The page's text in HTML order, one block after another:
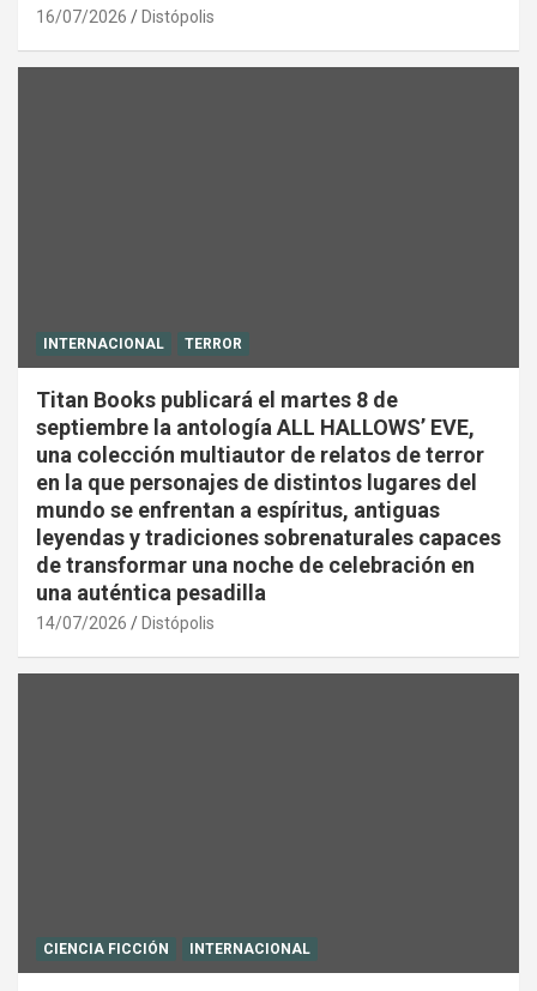
16/07/2026 Distópolis
INTERNACIONAL TERROR
Titan Books publicará el martes 8 de
septiembre la antología ALL HALLOWS’ EVE,
una colección multiautor de relatos de terror
en la que personajes de distintos lugares del
mundo se enfrentan a espíritus, antiguas
leyendas y tradiciones sobrenaturales capaces
de transformar una noche de celebración en
una auténtica pesadilla
14/07/2026 Distópolis
CIENCIA FICCIÓN INTERNACIONAL